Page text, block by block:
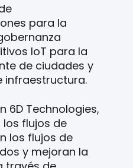
para la
IoT para la
de ciudades y
infraestructura.
6D Technologies,
los flujos de
los flujos de
y mejoran la